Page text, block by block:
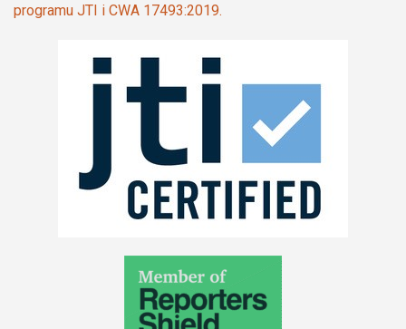
programu JTI i CWA 17493:2019.